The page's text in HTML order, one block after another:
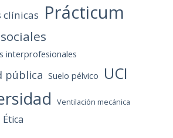
clínicas Prácticum
interprofesionales
pública Suelo pélvico UCI
Ventilación mecánica
Ética